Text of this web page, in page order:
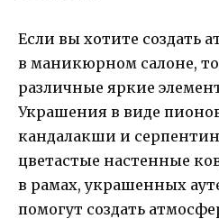
Если вы хотите создать
в маникюрном салоне,
различные яркие
Украшения в виде
кандалакши и
цветастые настенные
в рамах, украшенных
помогут создать